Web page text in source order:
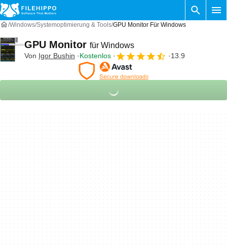
Windows Systemoptimierung & Tools GPU Monitor Für Windows
GPU Monitor für Windows
Von Igor Bushin Kostenlos 13.9